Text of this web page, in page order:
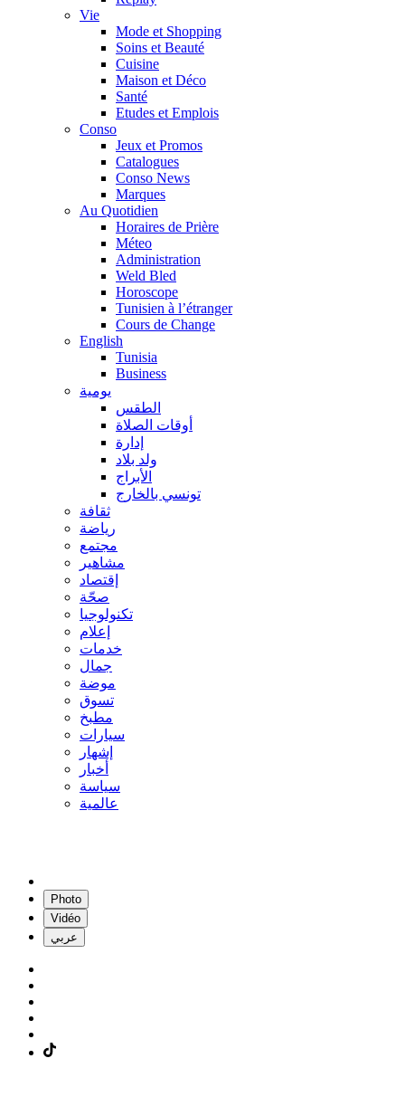
Vie
Mode et Shopping
Soins et Beauté
Cuisine
Maison et Déco
Santé
Etudes et Emplois
Conso
Jeux et Promos
Catalogues
Conso News
Marques
Au Quotidien
Horaires de Prière
Méteo
Administration
Weld Bled
Horoscope
Tunisien à l’étranger
Cours de Change
English
Tunisia
Business
يومية
الطقس
أوقات الصلاة
إدارة
ولد بلاد
الأبراج
تونسي بالخارج
ثقافة
رياضة
مجتمع
مشاهير
إقتصاد
صحّة
تكنولوجيا
إعلام
خدمات
جمال
موضة
تسوق
مطبخ
سيارات
إشهار
أخبار
سياسة
عالمية
Photo
Vidéo
عربي